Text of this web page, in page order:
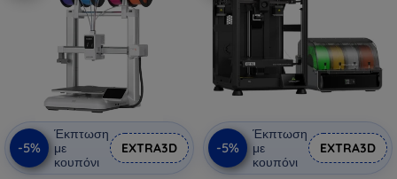
-5%
Έκπτωση
με
κουπόνι
EXTRA3D -5%
Έκπτωση
με
κουπόνι
EXTRA3D